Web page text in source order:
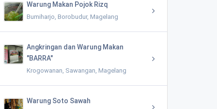
Warung Makan Pojok Rizq
Bumiharjo, Borobudur, Magelang
Angkringan dan Warung Makan
"BARRA"
Krogowanan, Sawangan, Magelang
Warung Soto Sawah